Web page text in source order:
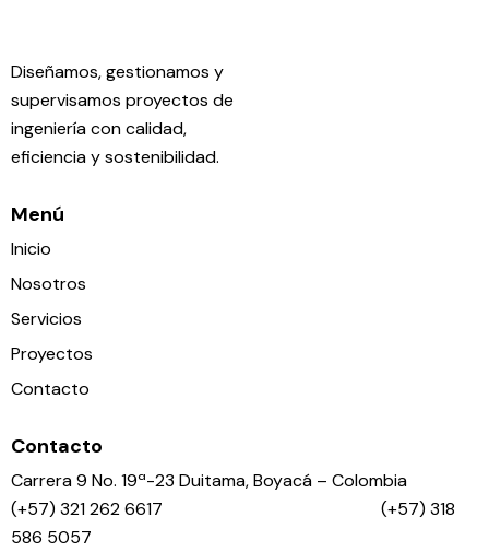
Diseñamos, gestionamos y
supervisamos proyectos de
ingeniería con calidad,
eficiencia y sostenibilidad.
Menú
Inicio
Nosotros
Servicios
Proyectos
Contacto
Contacto
Carrera 9 No. 19ª-23 Duitama, Boyacá – Colombia
(+57) 321 262 6617 (+57) 318
586 5057